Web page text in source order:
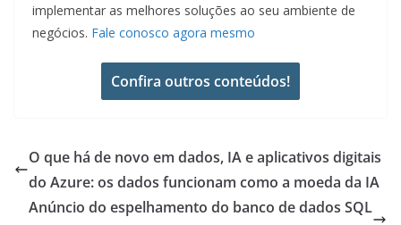
implementar as melhores soluções ao seu ambiente de
negócios. Fale conosco agora mesmo
Confira outros conteúdos!
O que há de novo em dados, IA e aplicativos digitais
do Azure: os dados funcionam como a moeda da IA
Anúncio do espelhamento do banco de dados SQL